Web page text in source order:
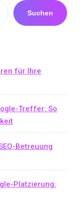
Suchen
für Ihre
Treffer: So
Betreuung
Platzierung: